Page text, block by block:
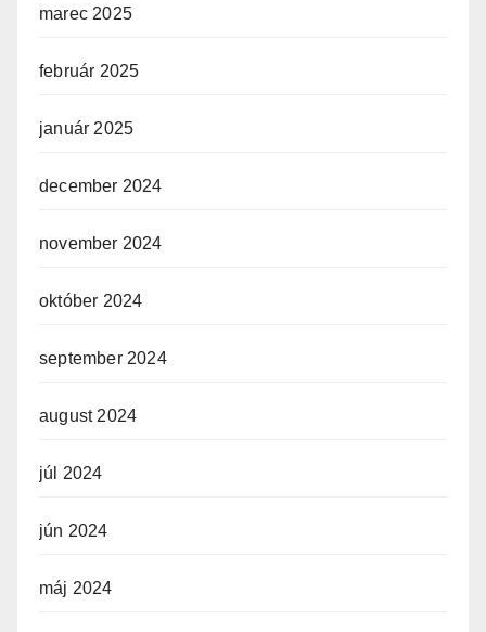
marec 2025
február 2025
január 2025
december 2024
november 2024
október 2024
september 2024
august 2024
júl 2024
jún 2024
máj 2024